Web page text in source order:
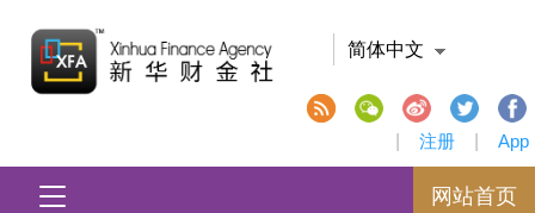
简体中文
注册 App
网站首页